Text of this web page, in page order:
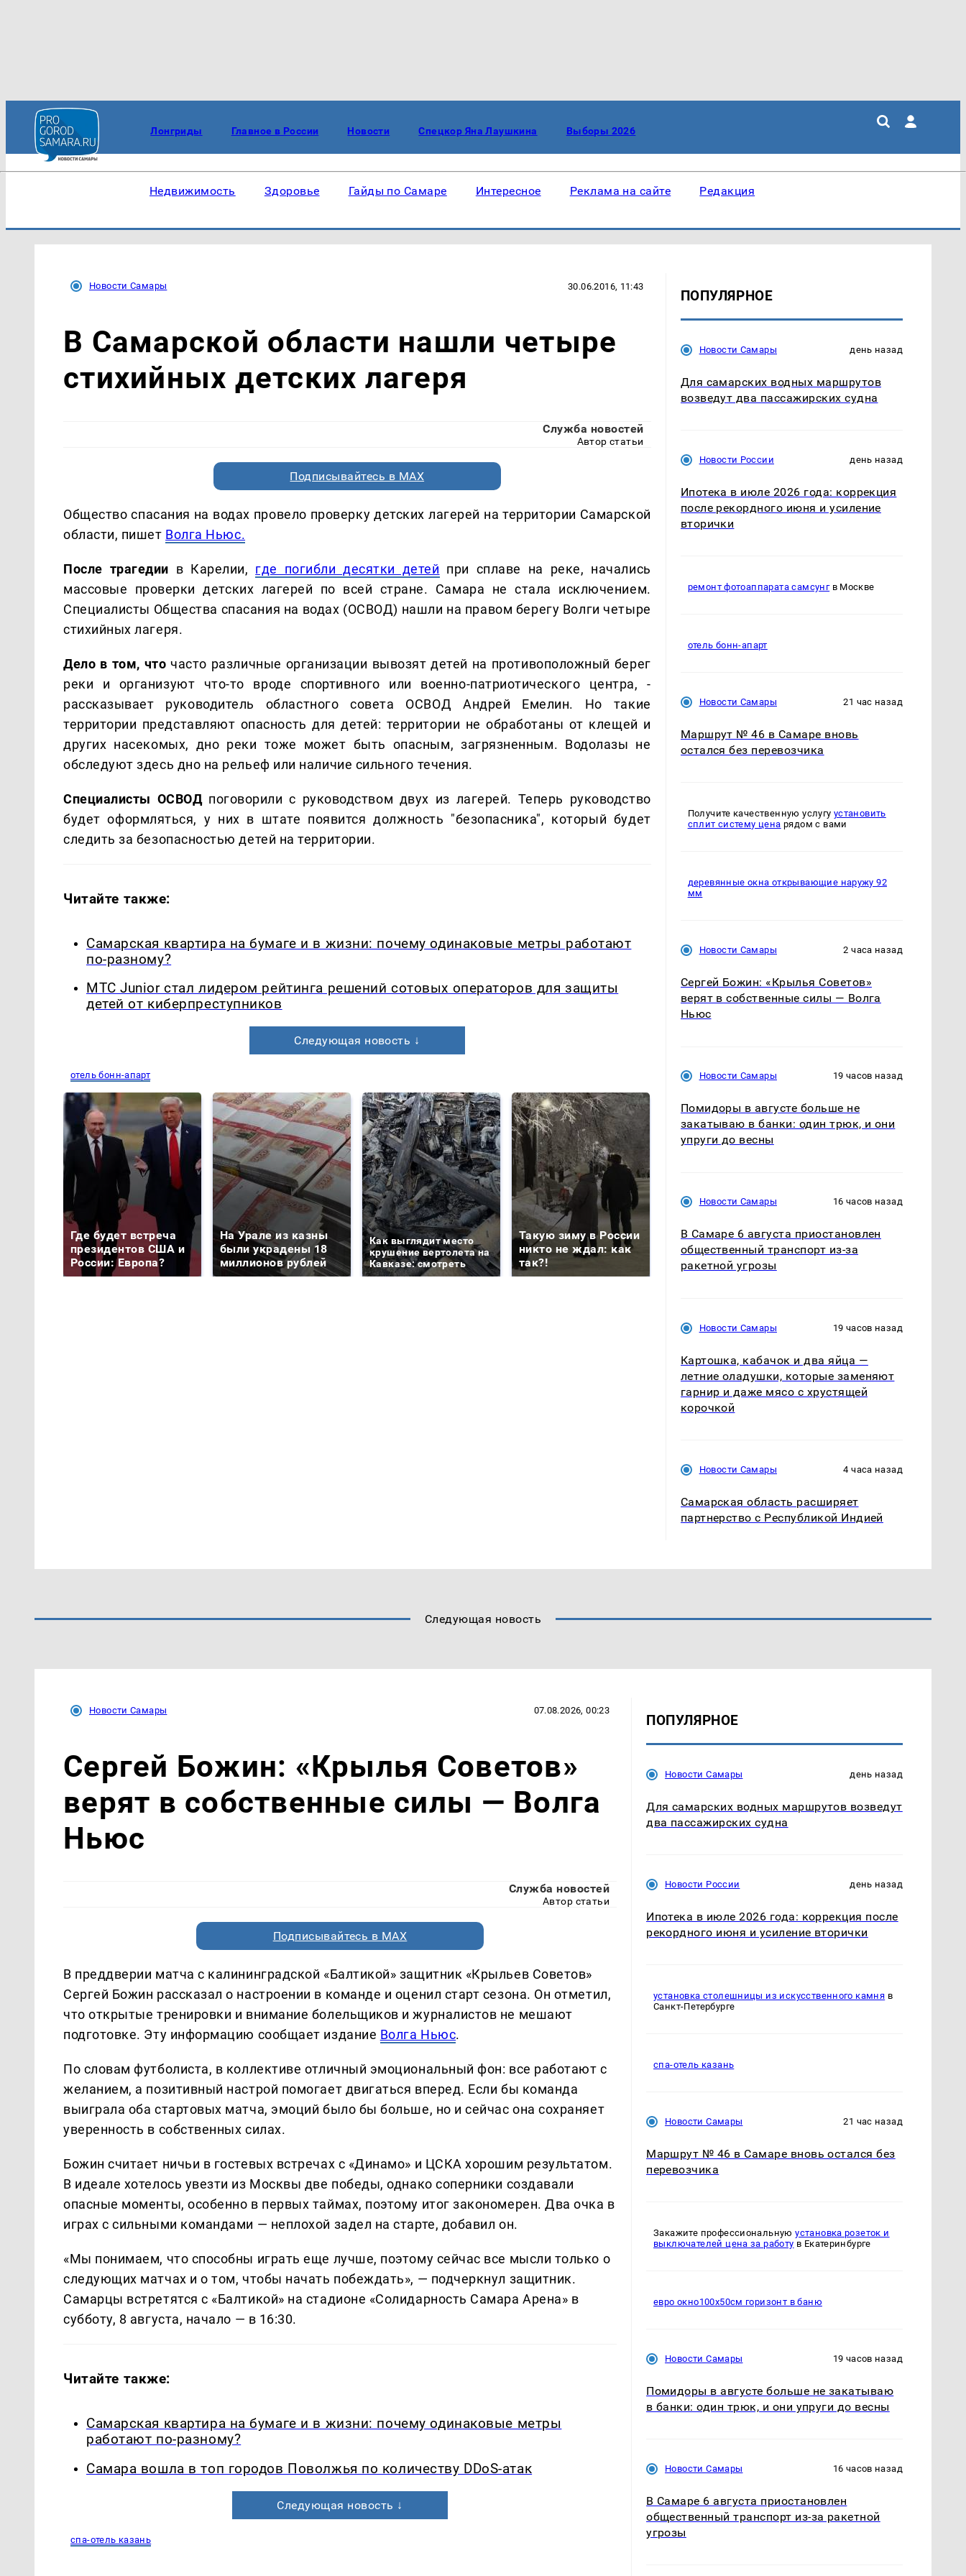
Лонгриды Главное в России Новости Спецкор Яна Лаушкина Выборы 2026
Недвижимость Здоровье Гайды по Самаре Интересное Реклама на сайте Редакция
Новости Самары 30.06.2016, 11:43
В Самарской области нашли четыре
стихийных детских лагеря
Служба новостей
Автор статьи
Подписывайтесь в MAX
Общество спасания на водах провело проверку детских лагерей на территории Самарской
области, пишет Волга Ньюс.
После трагедии в Карелии, где погибли десятки детей при сплаве на реке, начались
массовые проверки детских лагерей по всей стране. Самара не стала исключением.
Специалисты Общества спасания на водах (ОСВОД) нашли на правом берегу Волги четыре
стихийных лагеря.
Дело в том, что часто различные организации вывозят детей на противоположный берег
реки и организуют что-то вроде спортивного или военно-патриотического центра, -
рассказывает руководитель областного совета ОСВОД Андрей Емелин. Но такие
территории представляют опасность для детей: территории не обработаны от клещей и
других насекомых, дно реки тоже может быть опасным, загрязненным. Водолазы не
обследуют здесь дно на рельеф или наличие сильного течения.
Специалисты ОСВОДпоговорили с руководством двух из лагерей. Теперь руководство
будет оформляться, у них в штате появится должность "безопасника", который будет
следить за безопасностью детей на территории.
Читайте также:
Самарская квартира на бумаге и в жизни: почему одинаковые метры работают
по-разному?
МТС Junior стал лидером рейтинга решений сотовых операторов для защиты
детей от киберпреступников
Следующая новость ↓
отель бонн-апарт
Где будет встреча
президентов США и
России: Европа?
На Урале из казны
были украдены 18
миллионов рублей
Как выглядит место
крушение вертолета на
Кавказе: смотреть
Такую зиму в России
никто не ждал: как
так?!
Не ешьте эту
готовую еду из
магазина: список
В ОАЭ произошло
жестокое убийство
ПОПУЛЯРНОЕ
Новости Самары день назад
Для самарских водных маршрутов
возведут два пассажирских судна
Новости России день назад
Ипотека в июле 2026 года: коррекция
после рекордного июня и усиление
вторички
ремонт фотоаппарата самсунгв Москве
отель бонн-апарт
Новости Самары 21 час назад
Маршрут № 46 в Самаре вновь
остался без перевозчика
Получите качественную услугу установить
сплит систему цена рядом с вами
деревянные окна открывающие наружу 92
мм
Новости Самары 2 часа назад
Сергей Божин: «Крылья Советов»
верят в собственные силы — Волга
Ньюс
Новости Самары 19 часов назад
Помидоры в августе больше не
закатываю в банки: один трюк, и они
упруги до весны
Новости Самары 16 часов назад
В Самаре 6 августа приостановлен
общественный транспорт из-за
ракетной угрозы
Новости Самары 19 часов назад
Картошка, кабачок и два яйца —
летние оладушки, которые заменяют
гарнир и даже мясо с хрустящей
корочкой
Новости Самары 4 часа назад
Самарская область расширяет
партнерство с Республикой Индией
Следующая новость
Новости Самары 07.08.2026, 00:23
Сергей Божин: «Крылья Советов»
верят в собственные силы — Волга
Ньюс
Служба новостей
Автор статьи
Подписывайтесь в MAX
В преддверии матча с калининградской «Балтикой» защитник «Крыльев Советов»
Сергей Божин рассказал о настроении в команде и оценил старт сезона. Он отметил,
что открытые тренировки и внимание болельщиков и журналистов не мешают
подготовке. Эту информацию сообщает издание Волга Ньюс.
По словам футболиста, в коллективе отличный эмоциональный фон: все работают с
желанием, а позитивный настрой помогает двигаться вперед. Если бы команда
выиграла оба стартовых матча, эмоций было бы больше, но и сейчас она сохраняет
уверенность в собственных силах.
Божин считает ничьи в гостевых встречах с «Динамо» и ЦСКА хорошим результатом.
В идеале хотелось увезти из Москвы две победы, однако соперники создавали
опасные моменты, особенно в первых таймах, поэтому итог закономерен. Два очка в
играх с сильными командами — неплохой задел на старте, добавил он.
«Мы понимаем, что способны играть еще лучше, поэтому сейчас все мысли только о
следующих матчах и о том, чтобы начать побеждать», — подчеркнул защитник.
Самарцы встретятся с «Балтикой» на стадионе «Солидарность Самара Арена» в
субботу, 8 августа, начало — в 16:30.
Читайте также:
Самарская квартира на бумаге и в жизни: почему одинаковые метры
работают по-разному?
Самара вошла в топ городов Поволжья по количеству DDoS-атак
Следующая новость ↓
спа-отель казань
ПОПУЛЯРНОЕ
Новости Самары день назад
Для самарских водных маршрутов возведут
два пассажирских судна
Новости России день назад
Ипотека в июле 2026 года: коррекция после
рекордного июня и усиление вторички
установка столешницы из искусственного камня в
Санкт-Петербурге
спа-отель казань
Новости Самары 21 час назад
Маршрут № 46 в Самаре вновь остался без
перевозчика
Закажите профессиональнуюустановка розеток и
выключателей цена за работу в Екатеринбурге
евро окно100х50см горизонт в баню
Новости Самары 19 часов назад
Помидоры в августе больше не закатываю
в банки: один трюк, и они упруги до весны
Новости Самары 16 часов назад
В Самаре 6 августа приостановлен
общественный транспорт из-за ракетной
угрозы